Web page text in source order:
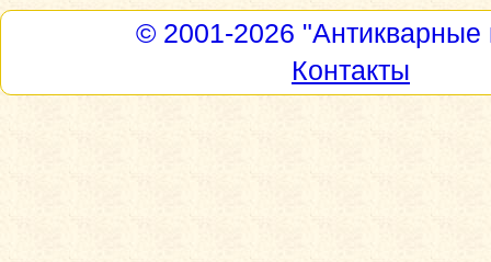
© 2001-2026 "Антикварные
Контакты